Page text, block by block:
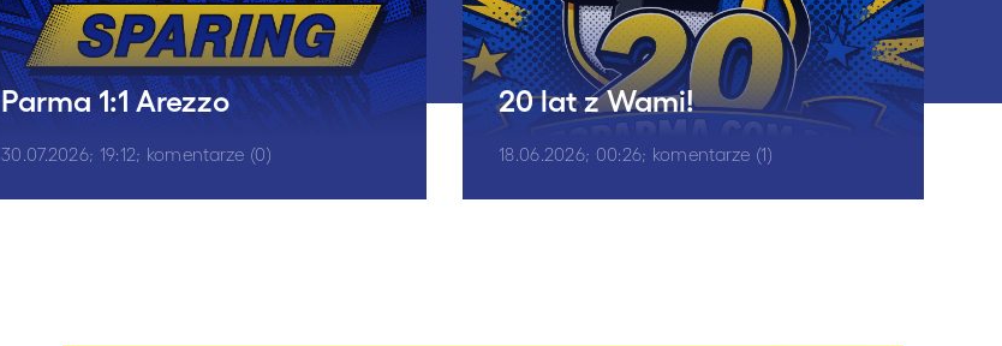
Parma 1:1 Arezzo
30.07.2026; 19:12; komentarze (0)
20 lat z Wami!
18.06.2026; 00:26; komentarze (1)